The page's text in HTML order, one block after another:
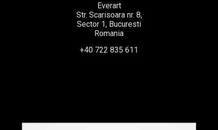
Everart
Str. Scarisoara nr. 8,
Sector 1, Bucuresti
Romania
+40 722 835 611